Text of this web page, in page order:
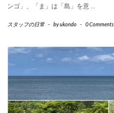
ンゴ」、「ま」は「島」を意…
スタッフの日常 - byukondo - 0 Comments